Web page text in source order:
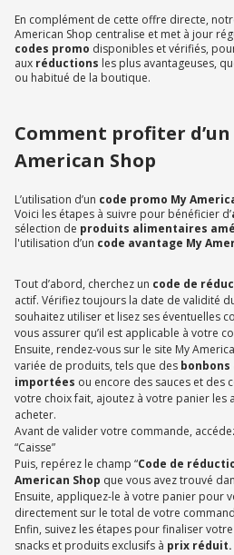
En complément de cette offre directe,
American Shop centralise et met à jour
codes promo disponibles et vérifiés,
aux réductions les plus avantageuses,
ou habitué de la boutique.
Comment profiter
American Shop
L’utilisation d’un code promo My
Voici les étapes à suivre pour bénéficier d’
sélection de produits alimentaires
l'utilisation d’un code avantage My
Tout d’abord, cherchez un code de
actif. Vérifiez toujours la date de validité
souhaitez utiliser et lisez ses éventuelles
vous assurer qu’il est applicable à votre
Ensuite, rendez-vous sur le site My
variée de produits, tels que des
importées ou encore des sauces et des
votre choix fait, ajoutez à votre panier les
acheter.
Avant de valider votre commande,
“Caisse”
Puis, repérez le champ “Code de
American Shop que vous avez trouvé
Ensuite, appliquez-le à votre panier pour
directement sur le total de votre
Enfin, suivez les étapes pour finaliser
snacks et produits exclusifs à prix réduit.